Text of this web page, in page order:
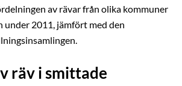
av rävar från olika kommuner
under 2011, jämfört med den
räv i smittade